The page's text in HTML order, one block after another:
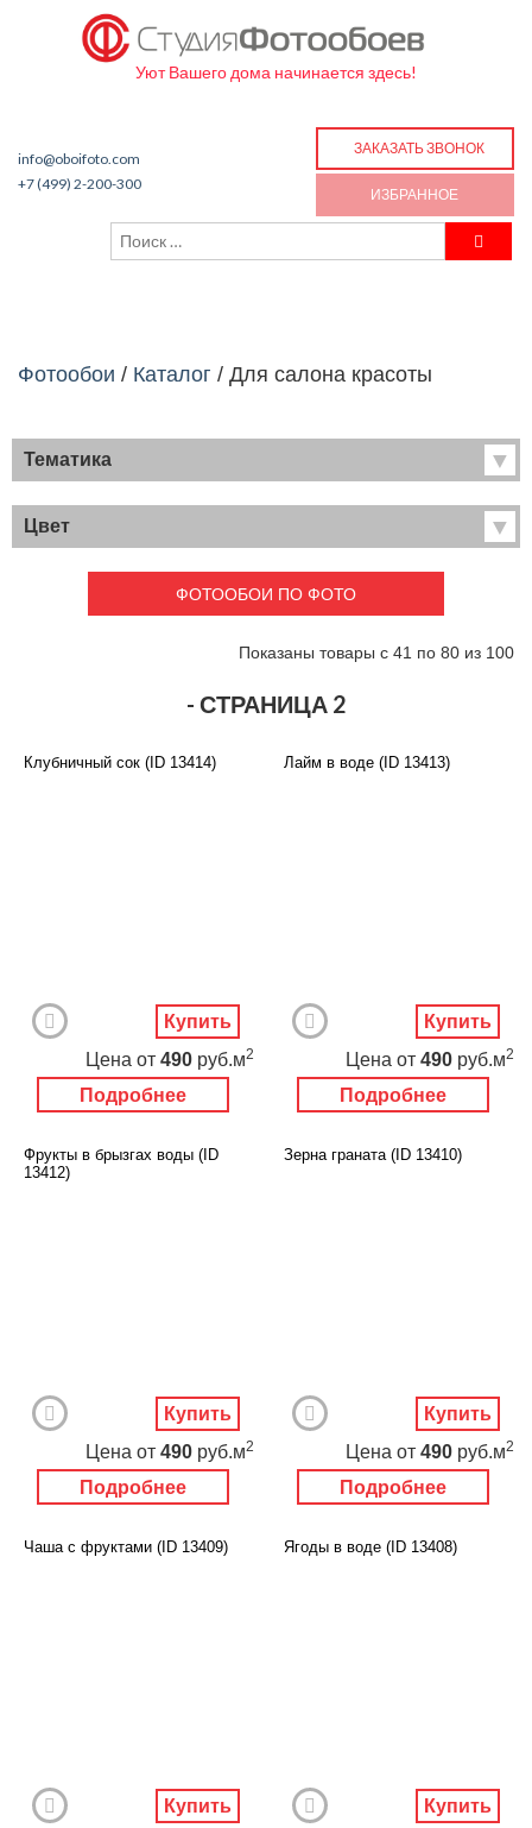
Уют Вашего дома начинается здесь!
info@oboifoto.com
+7 (499) 2-200-300
ЗАКАЗАТЬ ЗВОНОК
ИЗБРАННОЕ
Фотообои / Каталог / Для салона красоты
Тематика
Хиты продаж
Фрески
Детские
Карты
Перспектива
Города
Живопись
Животный мир
Еда и напитки
Архитектура
Цвет
ФОТООБОИ ПО ФОТО
Показаны товары с 41 по 80 из 100
- СТРАНИЦА 2
Клубничный сок (ID 13414)
Подробнее
Цена от 490 руб.м2
Купить
Лайм в воде (ID 13413)
Подробнее
Цена от 490 руб.м2
Купить
Фрукты в брызгах воды (ID
13412)
Подробнее
Цена от 490 руб.м2
Купить
Зерна граната (ID 13410)
Подробнее
Цена от 490 руб.м2
Купить
Чаша с фруктами (ID 13409)
Купить
Ягоды в воде (ID 13408)
Купить